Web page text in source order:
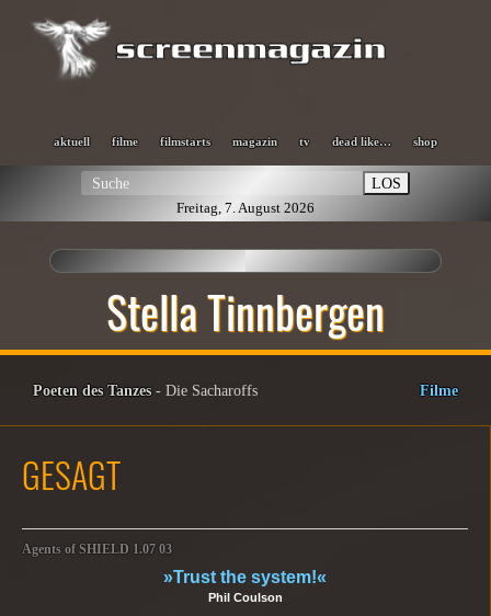
aktuell filme filmstarts magazin tv dead like… shop
LOS
Freitag, 7. August 2026
Stella Tinnbergen
Poeten des Tanzes- Die Sacharoffs Filme
GESAGT
Agents of SHIELD 1.07 03
»Trust the system!«
Phil Coulson